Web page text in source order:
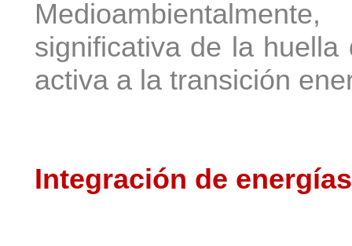
significativa de la
activa a la transición
Integración de